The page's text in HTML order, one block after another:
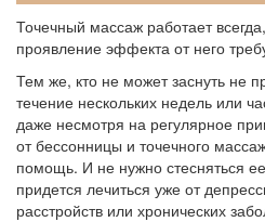
Точечный массаж работает
проявление эффекта от него
Тем же, кто не может заснуть не
течение нескольких недель или
даже несмотря на регулярное
от бессонницы и точечного
помощь. И не нужно стесняться
придется лечиться уже от
расстройств или хронических